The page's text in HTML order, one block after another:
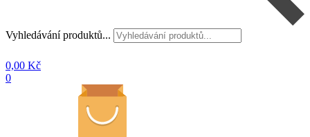
Vyhledávání produktů...
0,00 Kč
0